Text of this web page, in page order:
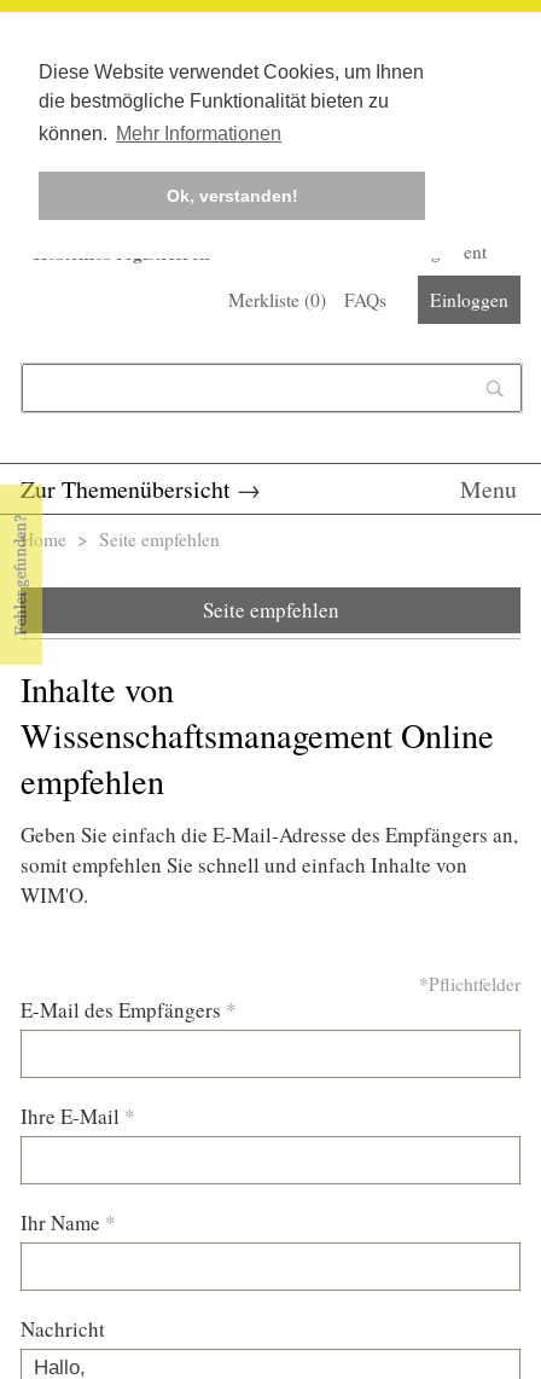
Diese Website verwendet Cookies, um Ihnen
die bestmögliche Funktionalität bieten zu
können. Mehr Informationen
Ok, verstanden!
Kostenlos registrieren
Corona-Management
Merkliste (0) FAQs Einloggen
Zur Themenübersicht → Menu
Sie sind hier
Home > Seite empfehlen
Seite empfehlen
Inhalte von
Wissenschaftsmanagement Online
empfehlen
Geben Sie einfach die E-Mail-Adresse des Empfängers an,
somit empfehlen Sie schnell und einfach Inhalte von
WIM'O.
*Pflichtfelder
E-Mail des Empfängers *
Ihre E-Mail *
Ihr Name *
Nachricht